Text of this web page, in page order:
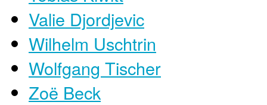
Valie Djordjevic
Wilhelm Uschtrin
Wolfgang Tischer
Zoë Beck